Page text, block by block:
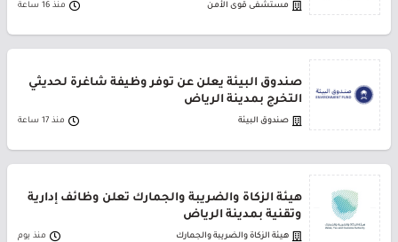
مستشفى قوى الأمن منذ 16 ساعة
صندوق البيئة يعلن عن توفر وظيفة شاغرة لحديثي
التخرج بمدينة الرياض
صندوق البيئة منذ 17 ساعة
هيئة الزكاة والضريبة والجمارك تعلن وظائف إدارية
وتقنية بمدينة الرياض
هيئة الزكاة والضريبة والجمارك منذ يوم